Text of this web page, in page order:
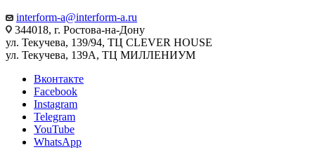
interform-a@interform-a.ru
344018, г. Ростова-на-Дону
ул. Текучева, 139/94, ТЦ CLEVER HOUSE
ул. Текучева, 139А, ТЦ МИЛЛЕНИУМ
Вконтакте
Facebook
Instagram
Telegram
YouTube
WhatsApp